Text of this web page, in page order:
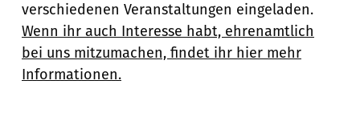
verschiedenen Veranstaltungen eingeladen.
Wenn ihr auch Interesse habt, ehrenamtlich
bei uns mitzumachen, findet ihr hier mehr
Informationen.